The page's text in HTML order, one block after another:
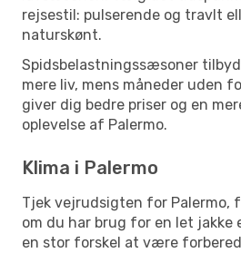
rejsestil: pulserende og travlt
naturskønt.
Spidsbelastningssæsoner
mere liv, mens måneder uden
giver dig bedre priser og en
oplevelse af Palermo.
Klima i Palermo
Tjek vejrudsigten for Palermo,
om du har brug for en let jakke
en stor forskel at være